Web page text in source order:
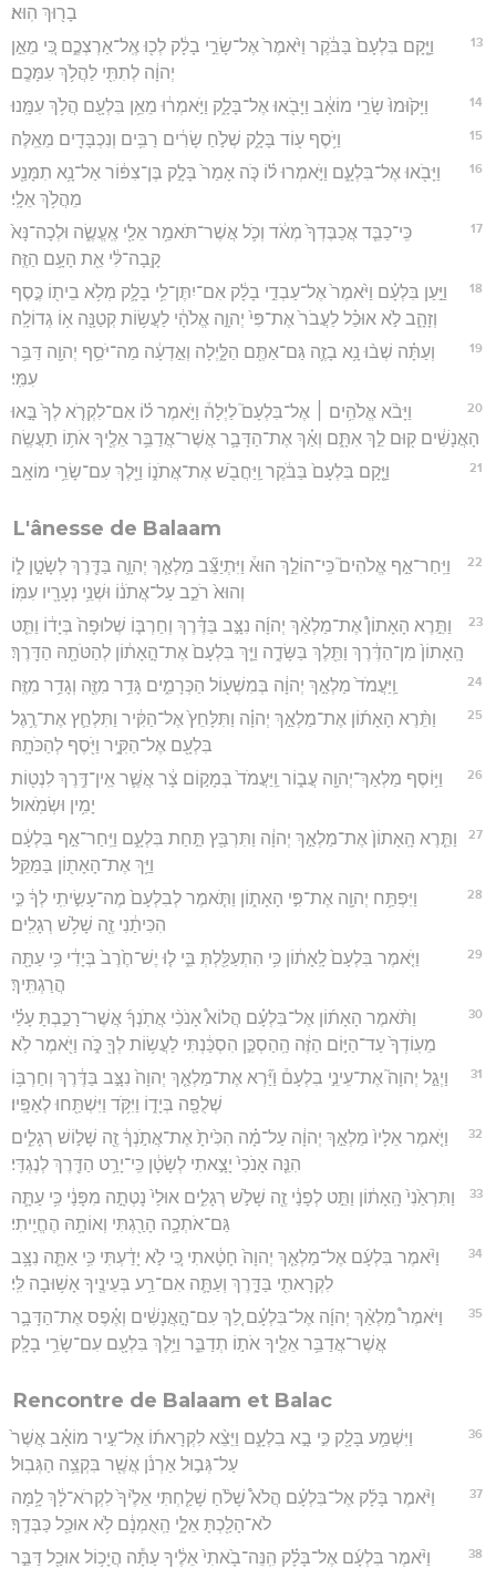
בָר֖וּךְ הֽוּא׃
13
וַיָּ֤קָם בִּלְעָם֙ בַּבֹּ֔קֶר וַיֹּ֙אמֶר֙ אֶל־שָׂרֵ֣י בָלָ֔ק לְכ֖וּ אֶֽל־אַרְצְכֶ֑ם כִּ֚י מֵאֵ֣ן
יְהוָ֔ה לְתִתִּ֖י לַהֲלֹ֥ךְ עִמָּכֶֽם׃
14 וַיָּק֙וּמוּ֙ שָׂרֵ֣י מוֹאָ֔ב וַיָּבֹ֖אוּ אֶל־בָּלָ֑ק וַיֹּ֣אמְר֔וּ מֵאֵ֥ן בִּלְעָ֖ם הֲלֹ֥ךְ עִמָּֽנוּ׃
15 וַיֹּ֥סֶף ע֖וֹד בָּלָ֑ק שְׁלֹ֣חַ שָׂרִ֔ים רַבִּ֥ים וְנִכְבָּדִ֖ים מֵאֵֽלֶּה׃
16
וַיָּבֹ֖אוּ אֶל־בִּלְעָ֑ם וַיֹּ֣אמְרוּ ל֗וֹ כֹּ֤ה אָמַר֙ בָּלָ֣ק בֶּן־צִפּ֔וֹר אַל־נָ֥א תִמָּנַ֖ע
מֵהֲלֹ֥ךְ אֵלָֽי׃
17
כִּֽי־כַבֵּ֤ד אֲכַבֶּדְךָ֙ מְאֹ֔ד וְכֹ֛ל אֲשֶׁר־תֹּאמַ֥ר אֵלַ֖י אֶֽעֱשֶׂ֑ה וּלְכָה־נָּא֙
קָֽבָה־לִּ֔י אֵ֖ת הָעָ֥ם הַזֶּֽה׃
18
וַיַּ֣עַן בִּלְעָ֗ם וַיֹּ֙אמֶר֙ אֶל־עַבְדֵ֣י בָלָ֔ק אִם־יִתֶּן־לִ֥י בָלָ֛ק מְלֹ֥א בֵית֖וֹ כֶּ֣סֶף
וְזָהָ֑ב לֹ֣א אוּכַ֗ל לַעֲבֹר֙ אֶת־פִּי֙ יְהוָ֣ה אֱלֹהָ֔י לַעֲשׂ֥וֹת קְטַנָּ֖ה א֥וֹ גְדוֹלָֽה׃
19
וְעַתָּ֗ה שְׁב֨וּ נָ֥א בָזֶ֛ה גַּם־אַתֶּ֖ם הַלָּ֑יְלָה וְאֵ֣דְעָ֔ה מַה־יֹּסֵ֥ף יְהוָ֖ה דַּבֵּ֥ר
עִמִּֽי׃
20
וַיָּבֹ֨א אֱלֹהִ֥ים ׀ אֶל־בִּלְעָם֮ לַיְלָה֒ וַיֹּ֣אמֶר ל֗וֹ אִם־לִקְרֹ֤א לְךָ֙ בָּ֣אוּ
הָאֲנָשִׁ֔ים ק֖וּם לֵ֣ךְ אִתָּ֑ם וְאַ֗ךְ אֶת־הַדָּבָ֛ר אֲשֶׁר־אֲדַבֵּ֥ר אֵלֶ֖יךָ אֹת֥וֹ תַעֲשֶֽׂה׃
21 וַיָּ֤קָם בִּלְעָם֙ בַּבֹּ֔קֶר וַֽיַּחֲבֹ֖שׁ אֶת־אֲתֹנ֑וֹ וַיֵּ֖לֶךְ עִם־שָׂרֵ֥י מוֹאָֽב׃
L'ânesse de Balaam
22
וַיִּֽחַר־אַ֣ף אֱלֹהִים֮ כִּֽי־הוֹלֵ֣ךְ הוּא֒ וַיִּתְיַצֵּ֞ב מַלְאַ֧ךְ יְהוָ֛ה בַּדֶּ֖רֶךְ לְשָׂטָ֣ן ל֑וֹ
וְהוּא֙ רֹכֵ֣ב עַל־אֲתֹנ֔וֹ וּשְׁנֵ֥י נְעָרָ֖יו עִמּֽוֹ׃
23
וַתֵּ֣רֶא הָאָתוֹן֩ אֶת־מַלְאַ֨ךְ יְהוָ֜ה נִצָּ֣ב בַּדֶּ֗רֶךְ וְחַרְבּ֤וֹ שְׁלוּפָה֙ בְּיָד֔וֹ וַתֵּ֤ט
הָֽאָתוֹן֙ מִן־הַדֶּ֔רֶךְ וַתֵּ֖לֶךְ בַּשָּׂדֶ֑ה וַיַּ֤ךְ בִּלְעָם֙ אֶת־הָ֣אָת֔וֹן לְהַטֹּתָ֖הּ הַדָּֽרֶךְ׃
24 וַֽיַּעֲמֹד֙ מַלְאַ֣ךְ יְהוָ֔ה בְּמִשְׁע֖וֹל הַכְּרָמִ֑ים גָּדֵ֥ר מִזֶּ֖ה וְגָדֵ֥ר מִזֶּֽה׃
25
וַתֵּ֨רֶא הָאָת֜וֹן אֶת־מַלְאַ֣ךְ יְהוָ֗ה וַתִּלָּחֵץ֙ אֶל־הַקִּ֔יר וַתִּלְחַ֛ץ אֶת־רֶ֥גֶל
בִּלְעָ֖ם אֶל־הַקִּ֑יר וַיֹּ֖סֶף לְהַכֹּתָֽהּ׃
26
וַיּ֥וֹסֶף מַלְאַךְ־יְהוָ֖ה עֲב֑וֹר וַֽיַּעֲמֹד֙ בְּמָק֣וֹם צָ֔ר אֲשֶׁ֛ר אֵֽין־דֶּ֥רֶךְ לִנְט֖וֹת
יָמִ֥ין וּשְׂמֹֽאול׃
27
וַתֵּ֤רֶא הָֽאָתוֹן֙ אֶת־מַלְאַ֣ךְ יְהוָ֔ה וַתִּרְבַּ֖ץ תַּ֣חַת בִּלְעָ֑ם וַיִּֽחַר־אַ֣ף בִּלְעָ֔ם
וַיַּ֥ךְ אֶת־הָאָת֖וֹן בַּמַּקֵּֽל׃
28
וַיִּפְתַּ֥ח יְהוָ֖ה אֶת־פִּ֣י הָאָת֑וֹן וַתֹּ֤אמֶר לְבִלְעָם֙ מֶה־עָשִׂ֣יתִֽי לְךָ֔ כִּ֣י
הִכִּיתַ֔נִי זֶ֖ה שָׁלֹ֥שׁ רְגָלִֽים׃
29
וַיֹּ֤אמֶר בִּלְעָם֙ לָֽאָת֔וֹן כִּ֥י הִתְעַלַּ֖לְתְּ בִּ֑י ל֤וּ יֶשׁ־חֶ֙רֶב֙ בְּיָדִ֔י כִּ֥י עַתָּ֖ה
הֲרַגְתִּֽיךְ׃
30
וַתֹּ֨אמֶר הָאָת֜וֹן אֶל־בִּלְעָ֗ם הֲלוֹא֩ אָנֹכִ֨י אֲתֹֽנְךָ֜ אֲשֶׁר־רָכַ֣בְתָּ עָלַ֗י
מֵעֽוֹדְךָ֙ עַד־הַיּ֣וֹם הַזֶּ֔ה הַֽהַסְכֵּ֣ן הִסְכַּ֔נְתִּי לַעֲשׂ֥וֹת לְךָ֖ כֹּ֑ה וַיֹּ֖אמֶר לֹֽא׃
31
וַיְגַ֣ל יְהוָה֮ אֶת־עֵינֵ֣י בִלְעָם֒ וַיַּ֞רְא אֶת־מַלְאַ֤ךְ יְהוָה֙ נִצָּ֣ב בַּדֶּ֔רֶךְ וְחַרְבּ֥וֹ
שְׁלֻפָ֖ה בְּיָד֑וֹ וַיִּקֹּ֥ד וַיִּשְׁתַּ֖חוּ לְאַפָּֽיו׃
32
וַיֹּ֤אמֶר אֵלָיו֙ מַלְאַ֣ךְ יְהוָ֔ה עַל־מָ֗ה הִכִּ֙יתָ֙ אֶת־אֲתֹ֣נְךָ֔ זֶ֖ה שָׁל֣וֹשׁ רְגָלִ֑ים
הִנֵּ֤ה אָנֹכִי֙ יָצָ֣אתִי לְשָׂטָ֔ן כִּֽי־יָרַ֥ט הַדֶּ֖רֶךְ לְנֶגְדִּֽי׃
33
וַתִּרְאַ֙נִי֙ הָֽאָת֔וֹן וַתֵּ֣ט לְפָנַ֔י זֶ֖ה שָׁלֹ֣שׁ רְגָלִ֑ים אוּלַי֙ נָטְתָ֣ה מִפָּנַ֔י כִּ֥י עַתָּ֛ה
גַּם־אֹתְכָ֥ה הָרַ֖גְתִּי וְאוֹתָ֥הּ הֶחֱיֵֽיתִי׃
34
וַיֹּ֨אמֶר בִּלְעָ֜ם אֶל־מַלְאַ֤ךְ יְהוָה֙ חָטָ֔אתִי כִּ֚י לֹ֣א יָדַ֔עְתִּי כִּ֥י אַתָּ֛ה נִצָּ֥ב
לִקְרָאתִ֖י בַּדָּ֑רֶךְ וְעַתָּ֛ה אִם־רַ֥ע בְּעֵינֶ֖יךָ אָשׁ֥וּבָה לִּֽי׃
35
וַיֹּאמֶר֩ מַלְאַ֨ךְ יְהוָ֜ה אֶל־בִּלְעָ֗ם לֵ֚ךְ עִם־הָ֣אֲנָשִׁ֔ים וְאֶ֗פֶס אֶת־הַדָּבָ֛ר
אֲשֶׁר־אֲדַבֵּ֥ר אֵלֶ֖יךָ אֹת֣וֹ תְדַבֵּ֑ר וַיֵּ֥לֶךְ בִּלְעָ֖ם עִם־שָׂרֵ֥י בָלָֽק׃
Rencontre de Balaam et Balac
36
וַיִּשְׁמַ֥ע בָּלָ֖ק כִּ֣י בָ֣א בִלְעָ֑ם וַיֵּצֵ֨א לִקְרָאת֜וֹ אֶל־עִ֣יר מוֹאָ֗ב אֲשֶׁר֙
עַל־גְּב֣וּל אַרְנֹ֔ן אֲשֶׁ֖ר בִּקְצֵ֥ה הַגְּבֽוּל׃
37
וַיֹּ֨אמֶר בָּלָ֜ק אֶל־בִּלְעָ֗ם הֲלֹא֩ שָׁלֹ֨חַ שָׁלַ֤חְתִּי אֵלֶ֙יךָ֙ לִקְרֹא־לָ֔ךְ לָ֥מָּה
לֹא־הָלַ֖כְתָּ אֵלָ֑י הַֽאֻמְנָ֔ם לֹ֥א אוּכַ֖ל כַּבְּדֶֽךָ׃
38
וַיֹּ֨אמֶר בִּלְעָ֜ם אֶל־בָּלָ֗ק הִֽנֵּה־בָ֙אתִי֙ אֵלֶ֔יךָ עַתָּ֕ה הֲיָכ֥וֹל אוּכַ֖ל דַּבֵּ֣ר